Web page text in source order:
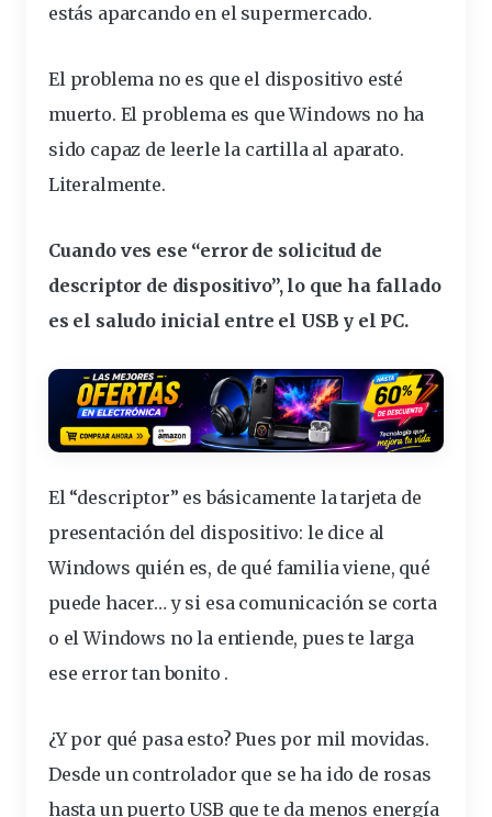
estás aparcando en el supermercado.
El problema no es que el dispositivo esté
muerto. El problema es que Windows no ha
sido capaz de leerle la cartilla al aparato.
Literalmente.
Cuando ves ese “error de solicitud de
descriptor de dispositivo”, lo que ha fallado
es el saludo inicial entre el USB y el PC.
El “descriptor” es básicamente la tarjeta de
presentación del dispositivo: le dice al
Windows quién es, de qué familia viene, qué
puede hacer… y si esa comunicación se corta
o el Windows no la entiende, pues te larga
ese error tan bonito .
¿Y por qué pasa esto? Pues por mil movidas.
Desde un controlador que se ha ido de rosas
hasta un puerto USB que te da menos energía